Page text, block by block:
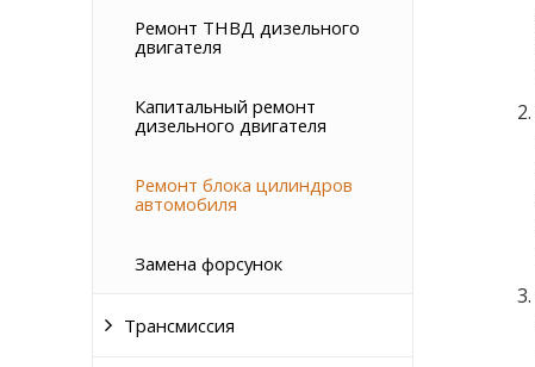
Ремонт ТНВД дизельного
двигателя
Капитальный ремонт
дизельного двигателя
Ремонт блока цилиндров
автомобиля
Замена форсунок
Трансмиссия